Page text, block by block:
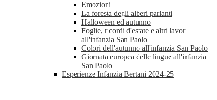
Emozioni
La foresta degli alberi parlanti
Halloween ed autunno
Foglie, ricordi d'estate e altri lavori
all'infanzia San Paolo
Colori dell'autunno all'infanzia San Paolo
Giornata europea delle lingue all'infanzia
San Paolo
Esperienze Infanzia Bertani 2024-25